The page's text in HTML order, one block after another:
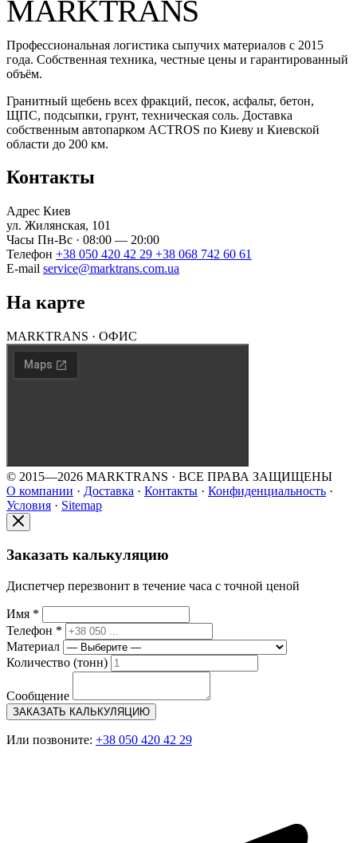
MARKTRANS
Профессиональная логистика сыпучих материалов с 2015
года. Собственная техника, честные цены и гарантированный
объём.
Гранитный щебень всех фракций, песок, асфальт, бетон,
ЩПС, подсыпки, грунт, техническая соль. Доставка
собственным автопарком ACTROS по Киеву и Киевской
области до 200 км.
Контакты
Адрес Киев
ул. Жилянская, 101
Часы Пн-Вс · 08:00 — 20:00
Телефон +38 050 420 42 29 +38 068 742 60 61
E-mail service@marktrans.com.ua
На карте
MARKTRANS · ОФИС
© 2015—2026 MARKTRANS · ВСЕ ПРАВА ЗАЩИЩЕНЫ
О компании · Доставка · Контакты · Конфиденциальность ·
Условия · Sitemap
Заказать калькуляцию
Диспетчер перезвонит в течение часа с точной ценой
Имя *
Телефон *
Материал
Количество (тонн)
Сообщение
ЗАКАЗАТЬ КАЛЬКУЛЯЦИЮ
Или позвоните: +38 050 420 42 29